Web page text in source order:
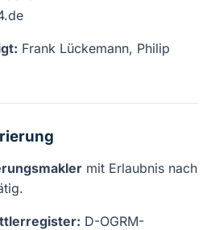
Frank Lückemann, Philip
mit Erlaubnis nach
D-OGRM-